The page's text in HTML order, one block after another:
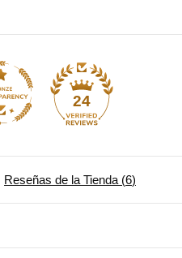
24
Reseñas de la Tienda (6)